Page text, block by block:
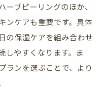
ブピーリングのほか、
ンケアも重要です。具体
の保湿ケアを組み合わせ
しやすくなります。ま
ランを選ぶことで、より